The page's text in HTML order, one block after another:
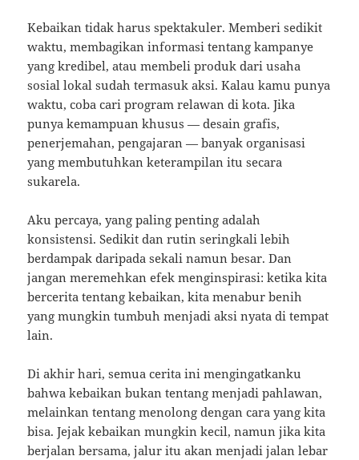
Kebaikan tidak harus spektakuler. Memberi sedikit
waktu, membagikan informasi tentang kampanye
yang kredibel, atau membeli produk dari usaha
sosial lokal sudah termasuk aksi. Kalau kamu punya
waktu, coba cari program relawan di kota. Jika
punya kemampuan khusus — desain grafis,
penerjemahan, pengajaran — banyak organisasi
yang membutuhkan keterampilan itu secara
sukarela.
Aku percaya, yang paling penting adalah
konsistensi. Sedikit dan rutin seringkali lebih
berdampak daripada sekali namun besar. Dan
jangan meremehkan efek menginspirasi: ketika kita
bercerita tentang kebaikan, kita menabur benih
yang mungkin tumbuh menjadi aksi nyata di tempat
lain.
Di akhir hari, semua cerita ini mengingatkanku
bahwa kebaikan bukan tentang menjadi pahlawan,
melainkan tentang menolong dengan cara yang kita
bisa. Jejak kebaikan mungkin kecil, namun jika kita
berjalan bersama, jalur itu akan menjadi jalan lebar